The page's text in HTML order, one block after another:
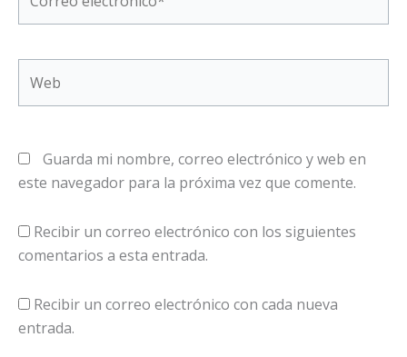
electrónico*
Guarda mi nombre, correo electrónico y web en
este navegador para la próxima vez que comente.
Recibir un correo electrónico con los siguientes
comentarios a esta entrada.
Recibir un correo electrónico con cada nueva
entrada.